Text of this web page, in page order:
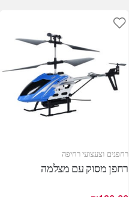
רחפנים וצעצועי רחיפה
רחפן מסוק עם מצלמה